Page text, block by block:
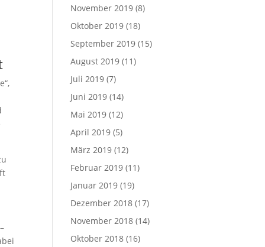
November 2019 (8)
Oktober 2019 (18)
September 2019 (15)
August 2019 (11)
Juli 2019 (7)
Juni 2019 (14)
Mai 2019 (12)
April 2019 (5)
März 2019 (12)
Februar 2019 (11)
Januar 2019 (19)
Dezember 2018 (17)
November 2018 (14)
Oktober 2018 (16)